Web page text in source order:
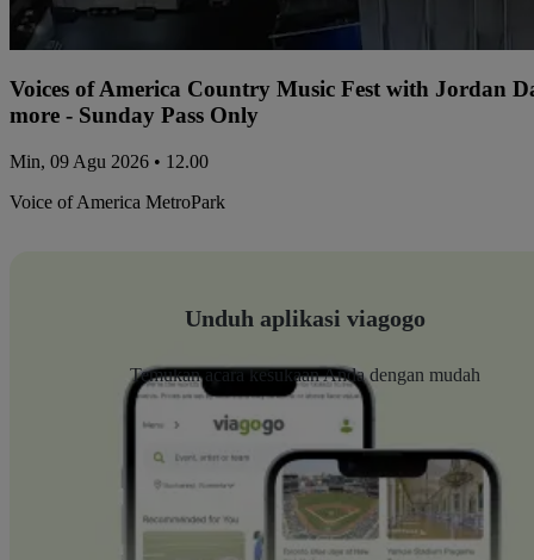
Voices of America Country Music Fest with Jordan
more - Sunday Pass Only
Min, 09 Agu 2026 • 12.00
Voice of America MetroPark
Unduh aplikasi viagogo
Temukan acara kesukaan Anda dengan mudah